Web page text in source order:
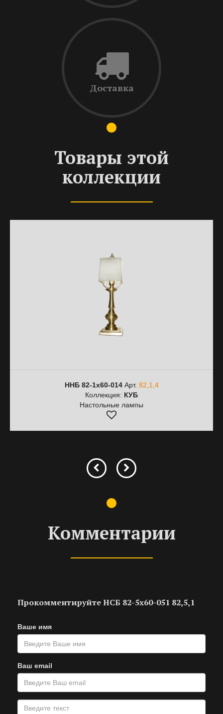
Доставка
Товары этой
коллекции
ННБ 82-1х60-014Арт. 82,1,4
Коллекция: КУБ
Настольные лампы
Комментарии
Прокомментируйте НСБ 82-5х60-051 82,5,1
Ваше имя
Ваш email